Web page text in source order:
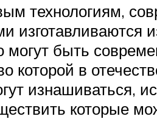
технологиям,
изготавливаются
могут быть
которой в
изнашиваться,
которые